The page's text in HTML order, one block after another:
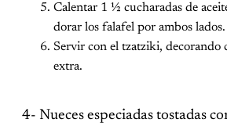
Calentar 1 ½ cucharadas de
dorar los falafel por ambos lados.
Servir con el tzatziki, decorando
extra.
4- Nueces especiadas tostadas